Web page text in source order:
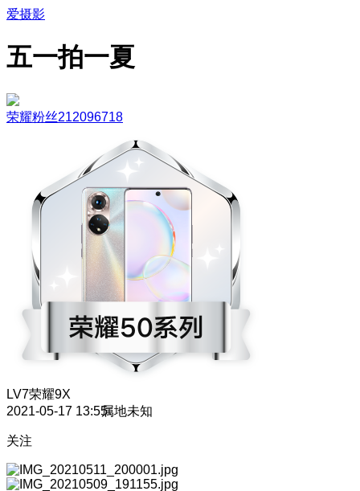
爱摄影
五一拍一夏
荣耀粉丝212096718
LV7荣耀9X
2021-05-17 13:55属地未知
关注